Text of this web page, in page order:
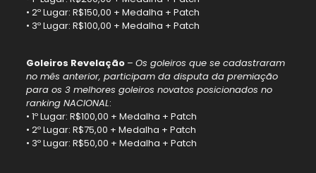
• 2º Lugar: R$150,00 + Medalha + Patch
• 3º Lugar: R$100,00 + Medalha + Patch
Goleiros Revelação– Os goleiros que se cadastraram
no mês anterior, participam da disputa da premiação
para os 3 melhores goleiros novatos posicionados no
ranking NACIONAL:
• 1º Lugar: R$100,00 + Medalha + Patch
• 2º Lugar: R$75,00 + Medalha + Patch
• 3º Lugar: R$50,00 + Medalha + Patch